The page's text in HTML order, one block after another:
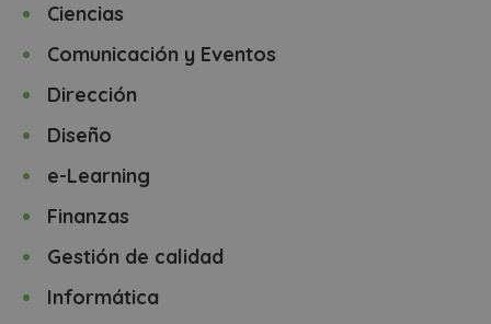
Ciencias
Comunicación y Eventos
Dirección
Diseño
e-Learning
Finanzas
Gestión de calidad
Informática